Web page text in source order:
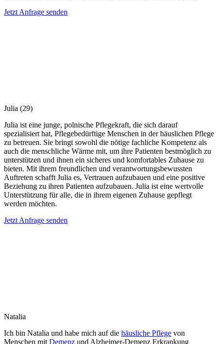
Jetzt Anfrage senden
Julia (29)
Julia ist eine junge, polnische Pflegekraft, die sich darauf
spezialisiert hat, Pflegebedürftige Menschen in der häuslichen Pflege
zu betreuen. Sie bringt sowohl die nötige fachliche Kompetenz als
auch die menschliche Wärme mit, um ihre Patienten bestmöglich zu
unterstützen und ihnen ein sicheres und komfortables Zuhause zu
bieten. Mit ihrem freundlichen und verantwortungsbewussten
Auftreten schafft Julia es, Vertrauen aufzubauen und eine positive
Beziehung zu ihren Patienten aufzubauen. Julia ist eine wertvolle
Unterstützung für alle, die in ihrem eigenen Zuhause gepflegt
werden möchten.
Jetzt Anfrage senden
Natalia
Ich bin Natalia und habe mich auf die häusliche Pflege von
Menschen mit Demenz und Alzheimer-Demenz Erkrankung